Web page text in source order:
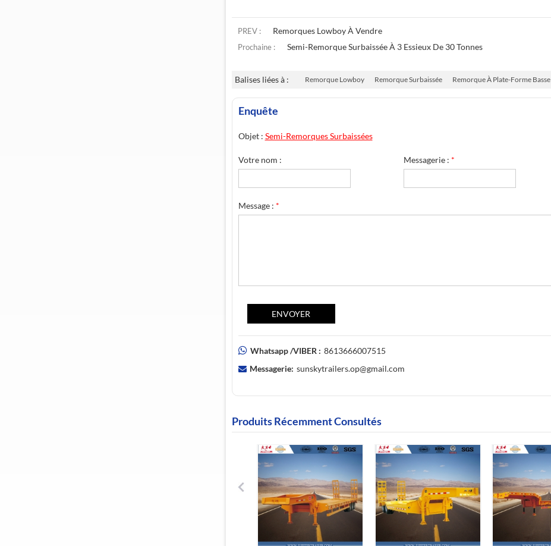
PREV : Remorques Lowboy À Vendre
Prochaine : Semi-Remorque Surbaissée À 3 Essieux De 30 Tonnes
Balises liées à : Remorque Lowboy Remorque Surbaissée Remorque À Plate-Forme Basse
Enquête
Objet : Semi-Remorques Surbaissées
Votre nom : Messagerie : *
Message : *
Whatsapp /VIBER : 8613666007515
Messagerie: sunskytrailers.op@gmail.com
Produits Récemment Consultés